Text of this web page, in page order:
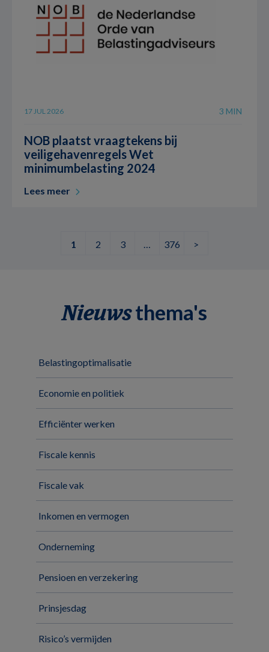
17 JUL 2026 3 MIN
NOB plaatst vraagtekens bij
veiligehavenregels Wet
minimumbelasting 2024
Lees meer
1 2 3 … 376 >
Nieuwsthema's
Belastingoptimalisatie
Economie en politiek
Efficiënter werken
Fiscale kennis
Fiscale vak
Inkomen en vermogen
Onderneming
Pensioen en verzekering
Prinsjesdag
Risico’s vermijden